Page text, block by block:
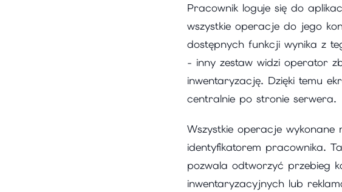
Pracownik loguje się do
wszystkie operacje do jego
dostępnych funkcji wynika z
- inny zestaw widzi operator
inwentaryzację. Dzięki temu
centralnie po stronie serwera.
Wszystkie operacje
identyfikatorem pracownika.
pozwala odtworzyć przebieg
inwentaryzacyjnych lub